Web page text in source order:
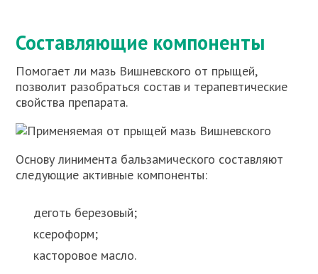
Составляющие компоненты
Помогает ли мазь Вишневского от прыщей,
позволит разобраться состав и терапевтические
свойства препарата.
Основу линимента бальзамического составляют
следующие активные компоненты:
деготь березовый;
ксероформ;
касторовое масло.